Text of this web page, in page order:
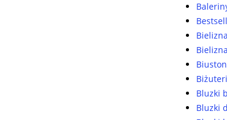
Bielizna
Bluzki
Bluzki